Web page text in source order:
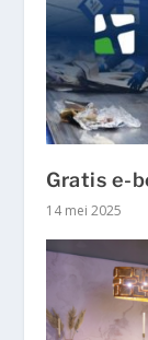
Gratis e-
14 mei 2025